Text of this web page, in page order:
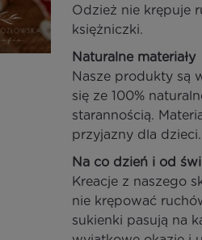
Odzież nie krępuje
księżniczki.
Naturalne materiały
Nasze produkty są
się ze 100%
starannością.
przyjazny dla dzieci.
Na co dzień i od
Kreacje z naszego
nie krępować
sukienki pasują na